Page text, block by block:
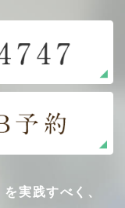
実践すべく、